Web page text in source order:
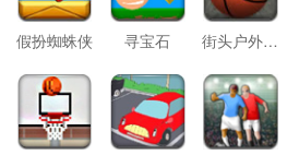
假扮蜘蛛侠 寻宝石 街头户外篮球